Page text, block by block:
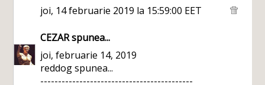
joi, 14 februarie 2019 la 15:59:00 EET
CEZARspunea...
joi, februarie 14, 2019
reddog spunea...
-------------------------------------------